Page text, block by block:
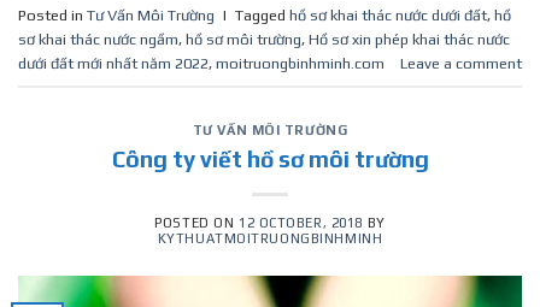
Posted in Tư Vấn Môi Trường | Tagged hồ sơ khai thác nước dưới đất, hồ
sơ khai thác nước ngầm, hồ sơ môi trường, Hồ sơ xin phép khai thác nước
dưới đất mới nhất năm 2022, moitruongbinhminh.com Leave a comment
TƯ VẤN MÔI TRƯỜNG
Công ty viết hồ sơ môi trường
POSTED ON 12 OCTOBER, 2018 BY
KYTHUATMOITRUONGBINHMINH